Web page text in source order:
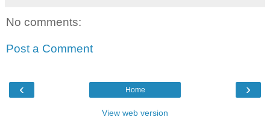
No comments:
Post a Comment
‹ ›
Home
View web version